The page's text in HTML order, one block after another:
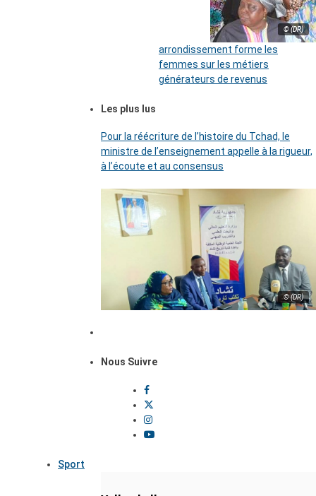
© (DR)
arrondissement forme les
femmes sur les métiers
générateurs de revenus
Les plus lus
Pour la réécriture de l’histoire du Tchad, le
ministre de l’enseignement appelle à la rigueur,
à l’écoute et au consensus
© (DR)
Nous Suivre
Sport